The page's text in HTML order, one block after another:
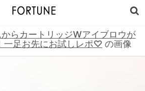
らカートリッジWアイブロウが
一足お先にお試しレポ♡ の画像